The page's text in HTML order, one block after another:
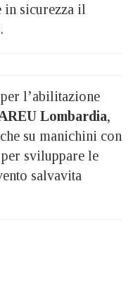
sicurezza il
l’abilitazione
Lombardia,
su manichini con
sviluppare le
salvavita